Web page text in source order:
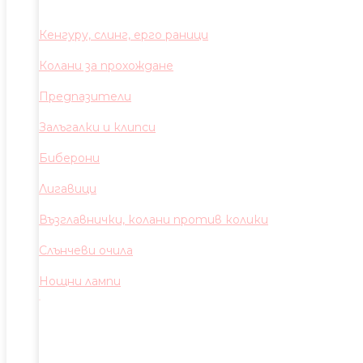
Кенгуру, слинг, ерго раници
Колани за прохождане
Предпазители
Залъгалки и клипси
Биберони
Лигавици
Възглавнички, колани против колики
Слънчеви очила
Нощни лампи